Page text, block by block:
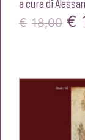
a cura di
€ 18,00 Il
€